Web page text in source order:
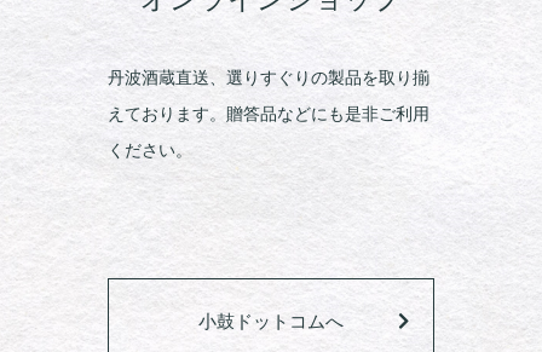
丹波酒蔵直送、選りすぐりの製品を取り揃
えております。贈答品などにも是非ご利用
ください。
小鼓ドットコムへ